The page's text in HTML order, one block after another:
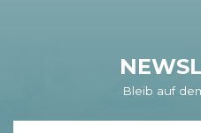
Bleib auf